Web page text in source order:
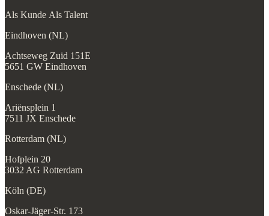
Als Kunde Als Talent
Eindhoven (NL)
Achtseweg Zuid 151E
5651 GW Eindhoven
Enschede (NL)
Ariënsplein 1
7511 JX Enschede
Rotterdam (NL)
Hofplein 20
3032 AG Rotterdam
Köln (DE)
Oskar-Jäger-Str. 173